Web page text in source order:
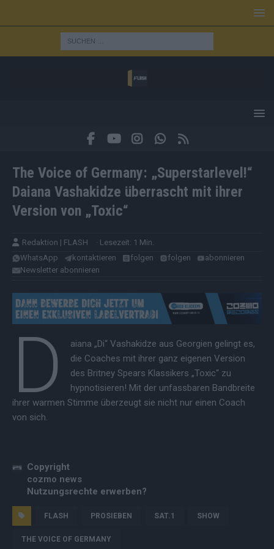
The Voice of Germany: „Superstarlevel!“
Daiana Vashakidze überrascht mit ihrer
Version von „Toxic“
Redaktion | FLASH
· Lesezeit: 1 Min.
WhatsApp
kontaktieren folgen folgen
abonnieren
Newsletter abonnieren
D
aiana „Di“ Vashakidze aus Georgien gelingt es,
die Coaches mit ihrer ganz eigenen Version
des Britney Spears Klassikers „Toxic“ zu
hypnotisieren! Mit der unfassbaren Bandbreite
ihrer warmen Stimme überzeugt sie nicht nur einen Coach
von sich.
Copyright
cozmo news
Nutzungsrechte erwerben?
FLASH PROSIEBEN SAT.1 SHOW
THE VOICE OF GERMANY